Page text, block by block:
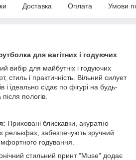
Доставка Оплата Умови
для вагітних і годуючих
вибір для майбутніх і годуючих
стиль і практичність. Вільний силует
і ідеально сідає по фігурі на будь-
пологів.
Приховані блискавки, акуратно
рельєфах, забезпечують зручний
годування.
стильний принт "Muse" додає